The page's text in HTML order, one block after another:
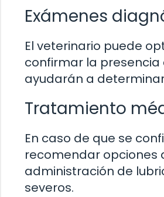
Exámenes
El veterinario puede
confirmar la presencia
ayudarán a
Tratamiento
En caso de que se
recomendar opciones
administración de
severos.